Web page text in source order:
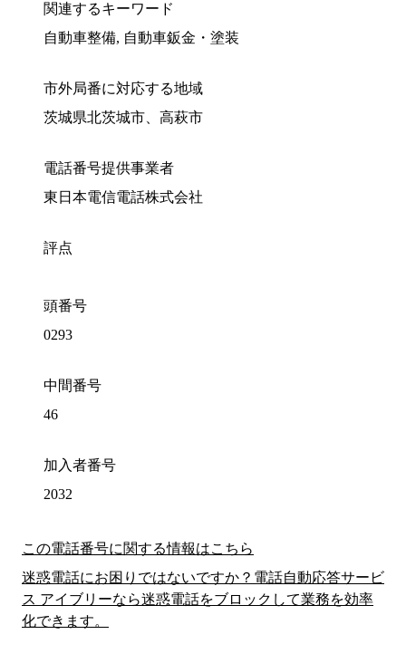
関連するキーワード
自動車整備, 自動車鈑金・塗装
市外局番に対応する地域
茨城県北茨城市、高萩市
電話番号提供事業者
東日本電信電話株式会社
評点
頭番号
0293
中間番号
46
加入者番号
2032
この電話番号に関する情報はこちら
迷惑電話にお困りではないですか？電話自動応答サービ
ス アイブリーなら迷惑電話をブロックして業務を効率
化できます。